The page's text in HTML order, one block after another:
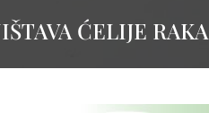
ĆELIJE RAKA